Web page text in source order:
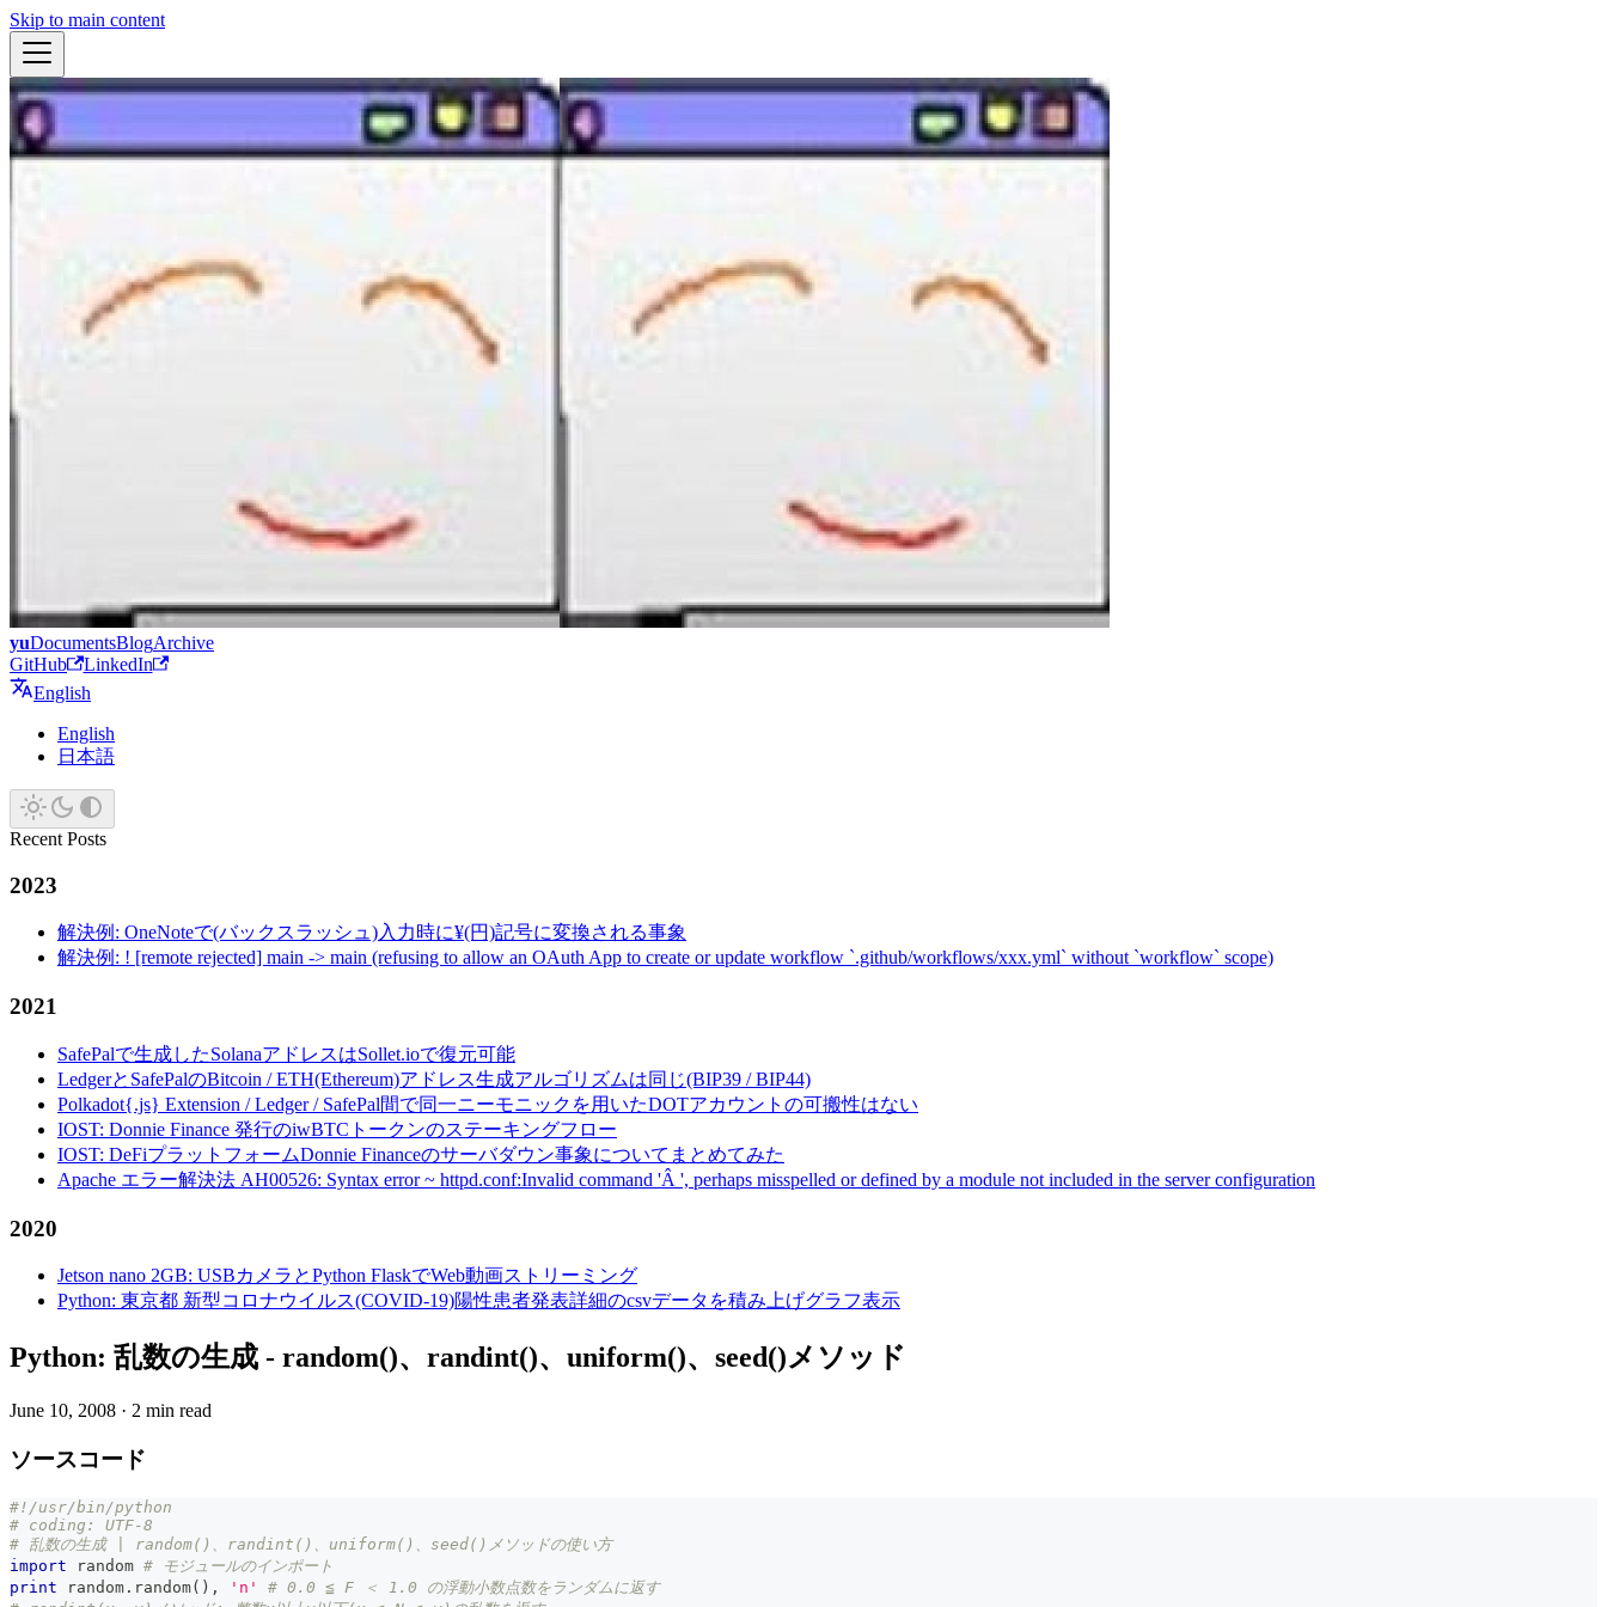
Skip to main content
yuDocumentsBlogArchive
GitHub
LinkedIn
English
English
日本語
Recent Posts
2023
解決例: OneNoteで(バックスラッシュ)入力時に¥(円)記号に変換される事象
解決例: ! [remote rejected] main -> main (refusing to allow an OAuth App to create or update workflow `.github/workflows/xxx.yml` without `workflow` scope)
2021
SafePalで生成したSolanaアドレスはSollet.ioで復元可能
LedgerとSafePalのBitcoin / ETH(Ethereum)アドレス生成アルゴリズムは同じ(BIP39 / BIP44)
Polkadot{.js} Extension / Ledger / SafePal間で同一ニーモニックを用いたDOTアカウントの可搬性はない
IOST: Donnie Finance 発行のiwBTCトークンのステーキングフロー
IOST: DeFiプラットフォームDonnie Financeのサーバダウン事象についてまとめてみた
Apache エラー解決法 AH00526: Syntax error ~ httpd.conf:Invalid command 'Â ', perhaps misspelled or defined by a module not included in the server configuration
2020
Jetson nano 2GB: USBカメラとPython FlaskでWeb動画ストリーミング
Python: 東京都 新型コロナウイルス(COVID-19)陽性患者発表詳細のcsvデータを積み上げグラフ表示
Python: 乱数の生成 - random()、randint()、uniform()、seed()メソッド
June 10, 2008 · 2 min read
ソースコード
#!/usr/bin/python
# coding: UTF-8
# 乱数の生成 | random()、randint()、uniform()、seed()メソッドの使い方
import random # モジュールのインポート
print random . random( ) , 'n'
# 0.0 ≦ F ＜ 1.0 の浮動小数点数をランダムに返す